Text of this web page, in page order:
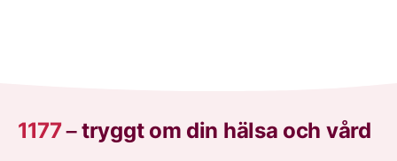
1177–tryggt om din hälsa och vård